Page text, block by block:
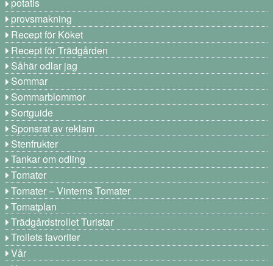
potatis
provsmakning
Recept för Köket
Recept för Trädgården
Såhär odlar jag
Sommar
Sommarblommor
Sortguide
Sponsrat av reklam
Stenfrukter
Tankar om odling
Tomater
Tomater – Vinterns Tomater
Tomatplan
Trädgårdstrollet Turistar
Trollets favoriter
Vår